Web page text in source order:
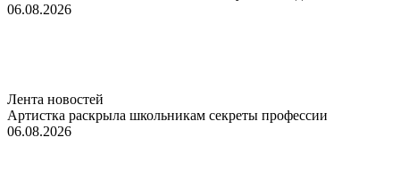
06.08.2026
Лента новостей
Артистка раскрыла школьникам секреты профессии
06.08.2026